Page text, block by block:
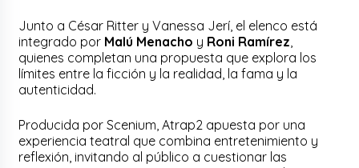
Junto a César Ritter y Vanessa Jerí, el elenco está
integrado por Malú Menacho y Roni Ramírez,
quienes completan una propuesta que explora los
límites entre la ficción y la realidad, la fama y la
autenticidad.
Producida por Scenium, Atrap2 apuesta por una
experiencia teatral que combina entretenimiento y
reflexión, invitando al público a cuestionar las